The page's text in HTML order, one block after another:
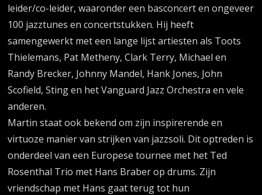
leider/co-leider, waaronder een basconcert en ongeveer
100 jazztunes en concertstukken. Hij heeft
samengewerkt met een lange lijst artiesten als Toots
Thielemans, Pat Metheny, Clark Terry, Michael en
Randy Brecker, Johnny Mandel, Hank Jones, John
Scofield, Sting en het Vanguard Jazz Orchestra en vele
anderen.
Martin staat ook bekend om zijn inspirerende en
virtuoze manier van strijken van jazzsoli. Dit optreden is
onderdeel van een Europese tournee met het Ted
Rosenthal Trio met Hans Braber op drums. Zijn
vriendschap met Hans gaat terug tot hun